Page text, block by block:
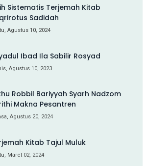
Sistematis Terjemah Kitab
Sadidah
Agustus 10, 2024
Ibad Ila Sabilir Rosyad
Agustus 10, 2023
Robbil Bariyyah Syarh Nadzom
Makna Pesantren
Agustus 20, 2024
Kitab Tajul Muluk
Maret 02, 2024